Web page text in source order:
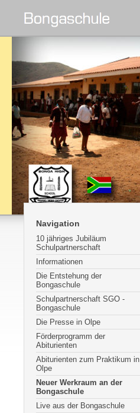
Navigation
10 jähriges Jubiläum
Schulpartnerschaft
Informationen
Die Entstehung der
Bongaschule
Schulpartnerschaft SGO -
Bongaschule
Die Presse in Olpe
Förderprogramm der
Abiturienten
Abiturienten zum Praktikum in
Olpe
Neuer Werkraum an der
Bongaschule
Live aus der Bongaschule